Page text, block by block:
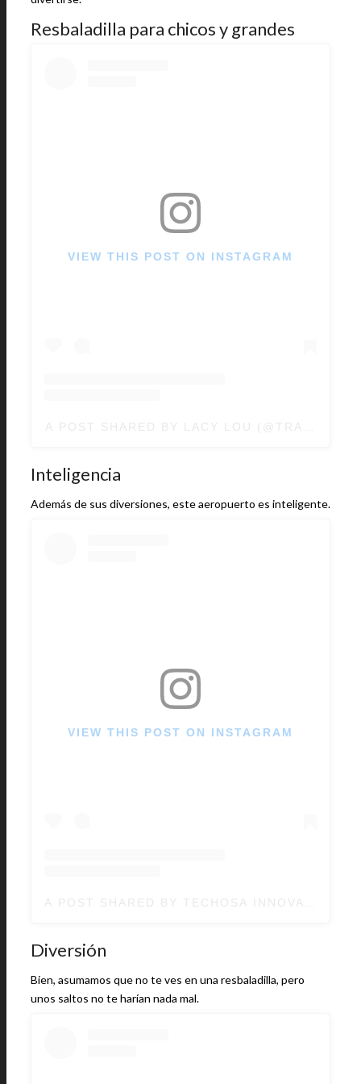
Resbaladilla para chicos y grandes
VIEW THIS POST ON INSTAGRAM
Inteligencia
Además de sus diversiones, este aeropuerto es inteligente.
VIEW THIS POST ON INSTAGRAM
Diversión
Bien, asumamos que no te ves en una resbaladilla, pero
unos saltos no te harían nada mal.